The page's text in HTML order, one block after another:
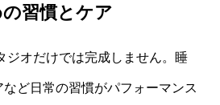
習慣とケア
ジオだけでは完成しません。睡
ど日常の習慣がパフォーマンス